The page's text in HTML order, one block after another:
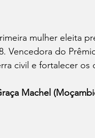
mulher eleita
Vencedora do
civil e fortalecer os
Machel